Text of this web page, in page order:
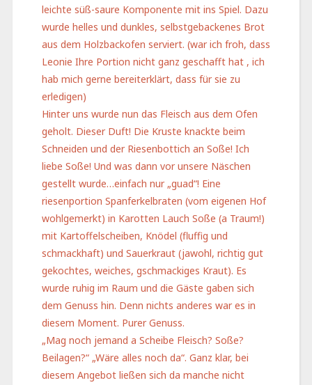
leichte süß-saure Komponente mit ins Spiel. Dazu
wurde helles und dunkles, selbstgebackenes Brot
aus dem Holzbackofen serviert. (war ich froh, dass
Leonie Ihre Portion nicht ganz geschafft hat , ich
hab mich gerne bereiterklärt, dass für sie zu
erledigen)
Hinter uns wurde nun das Fleisch aus dem Ofen
geholt. Dieser Duft! Die Kruste knackte beim
Schneiden und der Riesenbottich an Soße! Ich
liebe Soße! Und was dann vor unsere Näschen
gestellt wurde…einfach nur „guad“! Eine
riesenportion Spanferkelbraten (vom eigenen Hof
wohlgemerkt) in Karotten Lauch Soße (a Traum!)
mit Kartoffelscheiben, Knödel (fluffig und
schmackhaft) und Sauerkraut (jawohl, richtig gut
gekochtes, weiches, gschmackiges Kraut). Es
wurde ruhig im Raum und die Gäste gaben sich
dem Genuss hin. Denn nichts anderes war es in
diesem Moment. Purer Genuss.
„Mag noch jemand a Scheibe Fleisch? Soße?
Beilagen?“ „Wäre alles noch da“. Ganz klar, bei
diesem Angebot ließen sich da manche nicht